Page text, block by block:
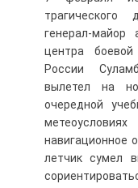
генерал-майор
центра
России
вылетел на
очередной
навигационное
летчик сумел